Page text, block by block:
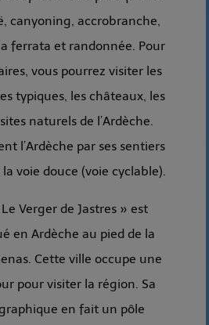
canyoning, accrobranche,
ferrata et randonnée. Pour
vous pourrez visiter les
typiques, les châteaux, les
naturels de l’Ardèche.
l’Ardèche par ses sentiers
voie douce (voie cyclable).
Verger de Jastres » est
en Ardèche au pied de la
Cette ville occupe une
pour visiter la région. Sa
en fait un pôle